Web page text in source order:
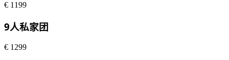
€ 1199
9人私家团
€ 1299